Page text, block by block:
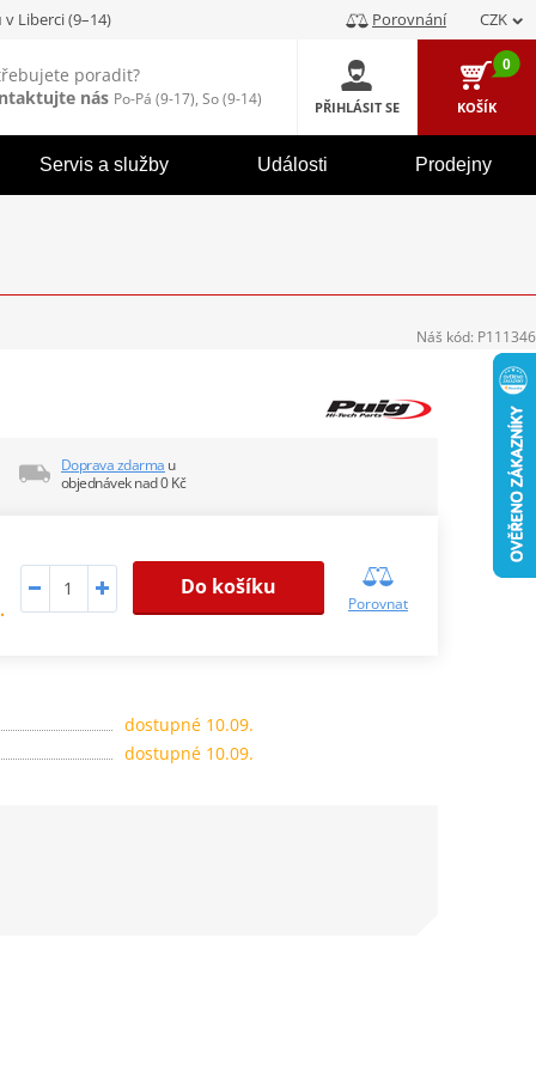
v Liberci (9–14) Porovnání CZK
poradit?
nás Po-Pá (9-17), So (9-14) PŘIHLÁSIT SE
0
KOŠÍK
Servis a služby Události Prodejny
Doprava zdarma u
objednávek nad 0 Kč
Do košíku
Porovnat
dostupné 10.09.
dostupné 10.09.
Náš kód: P111346